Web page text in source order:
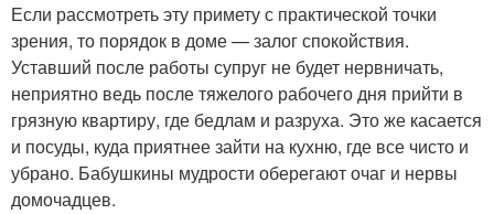
Если рассмотреть эту примету с практической точки
зрения, то порядок в доме — залог спокойствия.
Уставший после работы супруг не будет нервничать,
неприятно ведь после тяжелого рабочего дня прийти в
грязную квартиру, где бедлам и разруха. Это же касается
и посуды, куда приятнее зайти на кухню, где все чисто и
убрано. Бабушкины мудрости оберегают очаг и нервы
домочадцев.